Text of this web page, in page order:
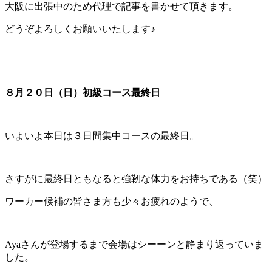
大阪に出張中のため代理で記事を書かせて頂きます。
どうぞよろしくお願いいたします♪
８月２０日（日）初級コース最終日
いよいよ本日は３日間集中コースの最終日。
さすがに最終日ともなると強靭な体力をお持ちである（笑）
ワーカー候補の皆さま方も少々お疲れのようで、
Ayaさんが登場するまで会場はシーーンと静まり返っていま
した。